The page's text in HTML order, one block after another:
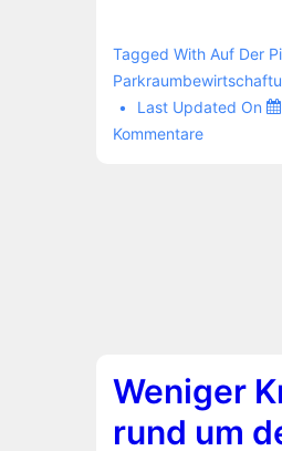
und
Michael
Jackson
Tagged With Auf Der
Last Updated On
Kommentare
Weniger
rund um